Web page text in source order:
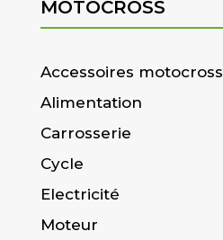
MOTOCROSS
Accessoires motocross
Alimentation
Carrosserie
Cycle
Electricité
Moteur